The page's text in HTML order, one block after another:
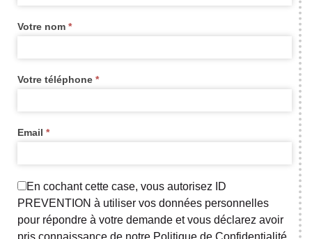
Votre nom *
Votre téléphone *
Email *
En cochant cette case, vous autorisez ID
PREVENTION à utiliser vos données personnelles
pour répondre à votre demande et vous déclarez avoir
pris connaissance de notre Politique de Confidentialité.